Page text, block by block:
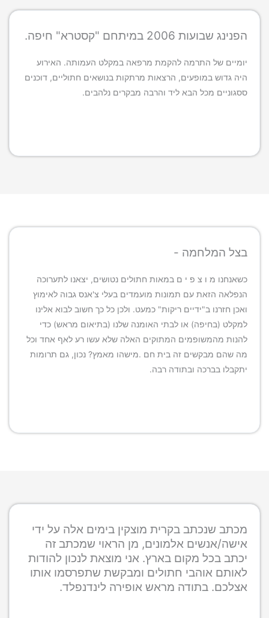
הפנינג שבועות 2006 במיתחם "קסטרא" חיפה.
יומיים של התרמה להקמת מרפאה במקלט העמותה. האירוע
היה גדוש במופעים, הרצאות מרתקות בנושאים חתוליים, דוכנים
ססגוניים מכל הבא ליד והרבה מבקרים נלהבים.
בצל המלחמה -
כשאנחנו מ ו צ פ י ם במאות חתולים נטושים, יצאנו לתערוכה
הנפלאה הזאת עם תמונות מועמדים בעלי צ'אנס גבוה לאימוץ
ואכן חזרנו ב"ידיים ריקות" כמעט. ולכן כל כך חשוב לבוא אלינו
למקלט (בחיפה) או לבתי האומנה שלנו (בתיאום מראש) כדי
להנות מהמשופמים המתוקים האלה שלא עשו רע לאף אחד וכל
מה שהם מבקשים זה בית חם .מישהו מאמץ? נכון, גם תרומות
יתקבלו בברכה ובתודה רבה.
מכתב שנכתב בקרית מוצקין בימים אלה על ידי
אישה/אנשים אלמונים, מן הראוי שמכתב זה
יכתב בכל מקום בארץ. אני מוצאת לנכון להודות
לאותם אוהבי חתולים ומבקשת שתפרסמו אותו
אצלכם. בתודה מראש אופירה לינדנפלד.